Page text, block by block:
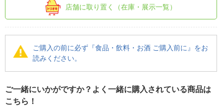
店舗に取り置く（在庫・展示一覧）
ご購入の前に必ず『食品・飲料・お酒 ご購入前に』をお
読みください。
ご一緒にいかがですか？よく一緒に購入されている商品は
こちら！